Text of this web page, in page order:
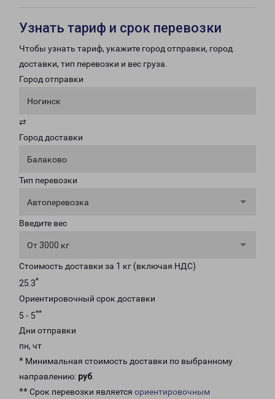
Узнать тариф и срок перевозки
Чтобы узнать тариф, укажите город отправки, город
доставки, тип перевозки и вес груза.
Город отправки
Ногинск
⇄
Город доставки
Балаково
Тип перевозки
Автоперевозка
Введите вес
От 3000 кг
Стоимость доставки за 1 кг (включая НДС)
25.3*
Ориентировочный срок доставки
5 - 5**
Дни отправки
пн, чт
* Минимальная стоимость доставки по выбранному
направлению: руб.
** Срок перевозки является ориентировочным